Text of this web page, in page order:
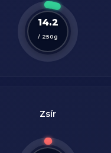
14.2
/ 250g
Zsír